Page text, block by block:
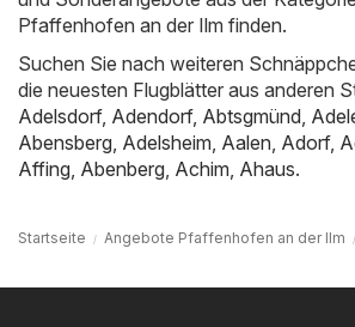
Pfaffenhofen an der Ilm finden.
Suchen Sie nach weiteren
die neuesten Flugblätter aus anderen
Adelsdorf, Adendorf, Abtsgmünd,
Abensberg, Adelsheim, Aalen, Adorf,
Affing, Abenberg, Achim, Ahaus.
Startseite Angebote Pfaffenhofen an der Ilm